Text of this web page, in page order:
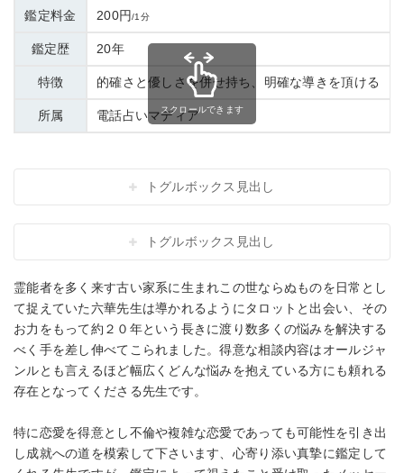
鑑定料金 200円/1分
鑑定歴 20年
特徴 的確さと優しさを併せ持ち、明確な導きを頂ける
所属 電話占いマディアスクロールできます
トグルボックス見出し
トグルボックス見出し
霊能者を多く来す古い家系に生まれこの世ならぬものを日常とし
て捉えていた六華先生は導かれるようにタロットと出会い、その
お力をもって約２０年という長きに渡り数多くの悩みを解決する
べく手を差し伸べてこられました。得意な相談内容はオールジャ
ンルとも言えるほど幅広くどんな悩みを抱えている方にも頼れる
存在となってくださる先生です。
特に恋愛を得意とし不倫や複雑な恋愛であっても可能性を引き出
し成就への道を模索して下さいます、心寄り添い真摯に鑑定して